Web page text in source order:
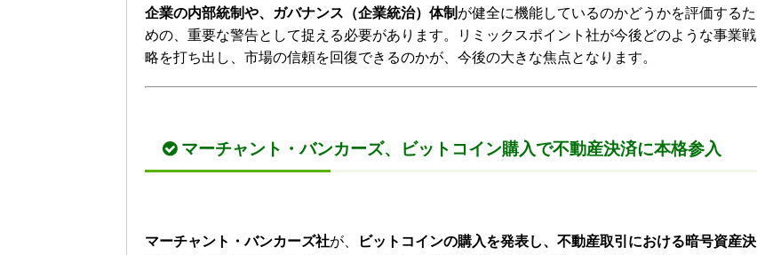
企業の内部統制や、ガバナンス（企業統治）体制 が健全に機能しているのかどうかを評価するた
めの、重要な警告として捉える必要があります。リミックスポイント社が今後どのような事業戦
略を打ち出し、市場の信頼を回復できるのかが、今後の大きな焦点となります。
マーチャント・バンカーズ、ビットコイン購入で不動産決済に本格参入
マーチャント・バンカーズ社が、
ビットコインの購入を発表し、不動産取引における暗号資産決